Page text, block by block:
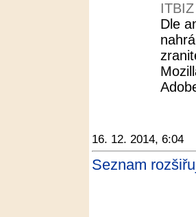
ITBIZ
Dle
16. 12. 2014, 6:04
Seznam